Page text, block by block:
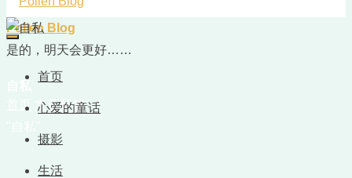
Pollen Blog
是的，明天会更好……
首页
心爱的童话
摄影
生活
首页
文章标签